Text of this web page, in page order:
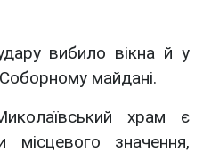
вибило вікна й у
майдані.
храм є
місцевого значення,